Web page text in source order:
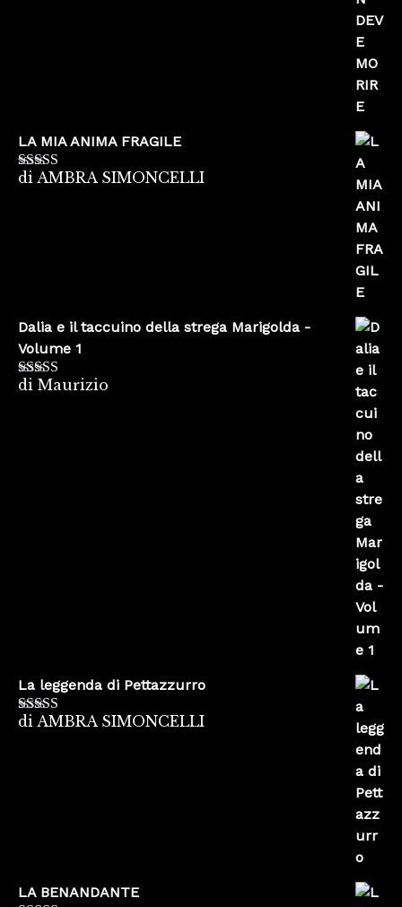
LA MIA ANIMA FRAGILE
Valutato5su
di AMBRA SIMONCELLI
Dalia e il taccuino della strega Marigolda -
Volume 1
Valutato4
di Maurizio
La leggenda di Pettazzurro
Valutato5su
di AMBRA SIMONCELLI
LA BENANDANTE